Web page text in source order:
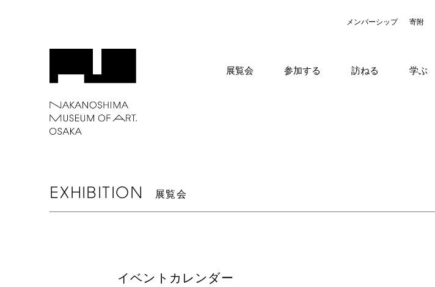
メンバーシップ 寄附
展覧会 参加する 訪ねる 学ぶ
EXHIBITION 展覧会
イベントカレンダー